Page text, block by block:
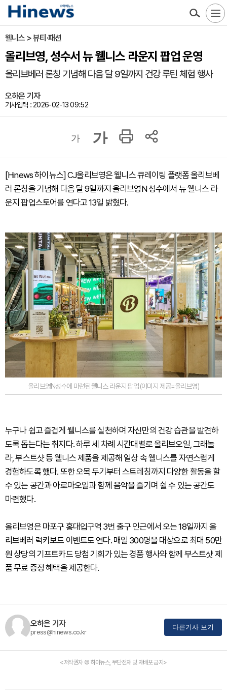
웰니스 > 뷰티·패션
올리브영, 성수서 뉴 웰니스 라운지 팝업 운영
올리브베러 론칭 기념해 다음 달 9일까지 건강 루틴 체험 행사
오하은 기자
기사입력 : 2026-02-13 09:52
가 가
[Hinews 하이뉴스] CJ올리브영은 웰니스 큐레이팅 플랫폼 올리브베
러 론칭을 기념해 다음 달 9일까지 올리브영N 성수에서 뉴 웰니스 라
운지 팝업스토어를 연다고 13일 밝혔다.
올리브영N성수에 마련된 웰니스 라운지 팝업 (이미지 제공=올리브영)
누구나 쉽고 즐겁게 웰니스를 실천하며 자신만의 건강 습관을 발견하
도록 돕는다는 취지다. 하루 세 차례 시간대별로 올리브오일, 그래놀
라, 부스트샷 등 웰니스 제품을 제공해 일상 속 웰니스를 자연스럽게
경험하도록 했다. 또한 오목 두기부터 스트레칭까지 다양한 활동을 할
수 있는 공간과 아로마오일과 함께 음악을 즐기며 쉴 수 있는 공간도
마련했다.
올리브영은 마포구 홍대입구역 3번 출구 인근에서 오는 18일까지 올
리브베러 럭키보드 이벤트도 연다. 매일 300명을 대상으로 최대 50만
원 상당의 기프트카드 당첨 기회가 있는 경품 행사와 함께 부스트샷 제
품 무료 증정 혜택을 제공한다.
오하은 기자
press@hinews.co.kr
다른기사 보기
<저작권자 © 하이뉴스, 무단전재 및 재배포 금지>